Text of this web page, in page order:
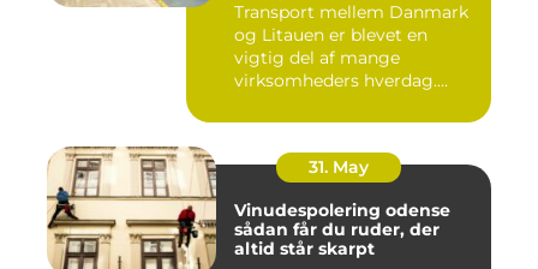
Transport mellem Danmark
og Litauen er blevet en
vigtig del af mange
virksomheders hverdag.
31. May
Vinudespolering odense
sådan får du ruder, der
altid står skarpt